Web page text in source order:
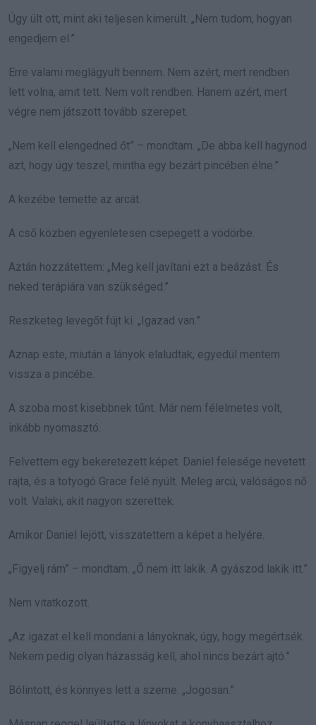
Úgy ült ott, mint aki teljesen kimerült. „Nem tudom, hogyan
engedjem el.”
Erre valami meglágyult bennem. Nem azért, mert rendben
lett volna, amit tett. Nem volt rendben. Hanem azért, mert
végre nem játszott tovább szerepet.
„Nem kell elengedned őt” – mondtam. „De abba kell hagynod
azt, hogy úgy teszel, mintha egy bezárt pincében élne.”
A kezébe temette az arcát.
A cső közben egyenletesen csepegett a vödörbe.
Aztán hozzátettem: „Meg kell javítani ezt a beázást. És
neked terápiára van szükséged.”
Reszketeg levegőt fújt ki. „Igazad van.”
Aznap este, miután a lányok elaludtak, egyedül mentem
vissza a pincébe.
A szoba most kisebbnek tűnt. Már nem félelmetes volt,
inkább nyomasztó.
Felvettem egy bekeretezett képet. Daniel felesége nevetett
rajta, és a totyogó Grace felé nyúlt. Meleg arcú, valóságos nő
volt. Valaki, akit nagyon szerettek.
Amikor Daniel lejött, visszatettem a képet a helyére.
„Figyelj rám” – mondtam. „Ő nem itt lakik. A gyászod lakik itt.”
Nem vitatkozott.
„Az igazat el kell mondani a lányoknak, úgy, hogy megértsék.
Nekem pedig olyan házasság kell, ahol nincs bezárt ajtó.”
Bólintott, és könnyes lett a szeme. „Jogosan.”